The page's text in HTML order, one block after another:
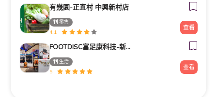
有幾園-正直村 中興新村店
零售
4.1
查看
FOOTDISC富足康科技-新光三越-桃園站前店
生活
5
查看